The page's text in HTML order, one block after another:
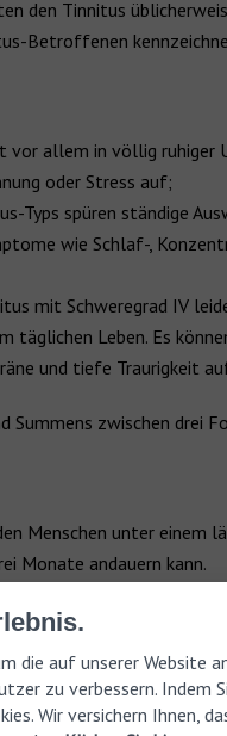
den Tinnitus
Betroffenen
vor allem in völlig ruhiger
oder Stress auf;
Typs spüren ständige
wie Schlaf-,
mit Schweregrad IV
täglichen Leben. Es
und tiefe Traurigkeit
Summens zwischen drei
Menschen unter einem
Monate andauern kann.
Tinnitus länger als ein
die auf unserer Website
zu verbessern. Indem
Wir versichern Ihnen,